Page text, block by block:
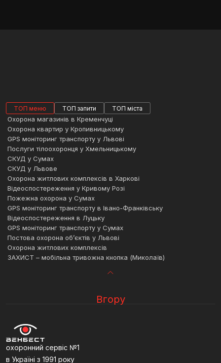
ТОП меню ТОП запити ТОП міста
Охорона магазинів в Кременчуці
Охорона квартир у Кропивницькому
GPS моніторинг транспорту у Львові
Послуги тілоохоронця у Хмельницькому
СКУД у Сумах
СКУД у Львове
Охорона житлових комплексів в Харкові
Відеоспостереження у Кривому Розі
Пожежна охорона у Сумах
GPS моніторинг транспорту в Івано-Франківську
Відеоспостереження в Луцьку
GPS моніторинг транспорту у Сумах
Постова охорона об’єктів у Львові
Охорона житлових комплексів
ЗАХИСТ – мобільна тривожна кнопка (Миколаїв)
Відеоспостереження у Харкові
Охорона квартир в Івано-Франківську
Пультова охорона в Луцьку
Фізична охорона у Львові
Охорона дачі
Охорона автомобілів
Купити охоронну пожежну сигналізацію
Охоронна фірма
Охорона відеоспостереження
Охорона будинку ціна
Кіровоградська область відеомоніторинг
Кіровоградська область фізична охорона
Установка відеоспостереження в чернівецькій області ціна
Вгору
охоронний сервіс №1
в Україні з 1991 року